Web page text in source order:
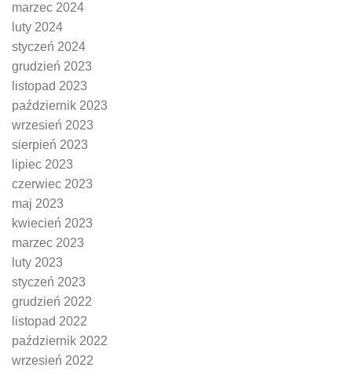
marzec 2024
luty 2024
styczeń 2024
grudzień 2023
listopad 2023
październik 2023
wrzesień 2023
sierpień 2023
lipiec 2023
czerwiec 2023
maj 2023
kwiecień 2023
marzec 2023
luty 2023
styczeń 2023
grudzień 2022
listopad 2022
październik 2022
wrzesień 2022